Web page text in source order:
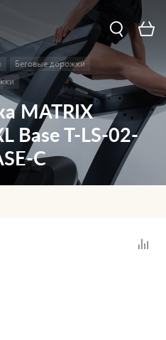
Беговые дорожки
MATRIX
Base T-LS-02-
C